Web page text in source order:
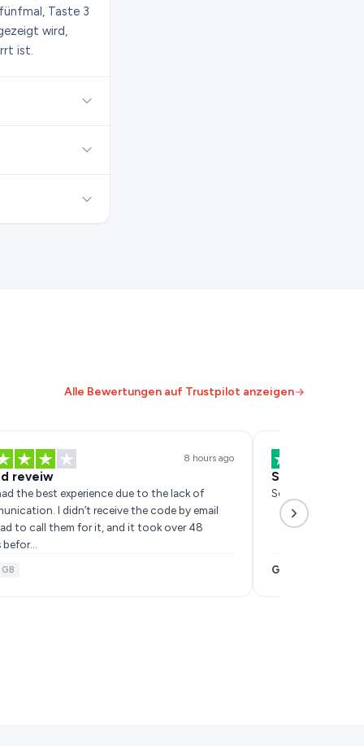
Taste 3
wird,
ist.
Alle Bewertungen auf Trustpilot anzeigen
8 hours ago
reveiw
the best experience due to the lack of
I didn’t receive the code by email
to call them for it, and it took over 48
GB
Servizio
Servizio eccellente
Giuseppe Pellino